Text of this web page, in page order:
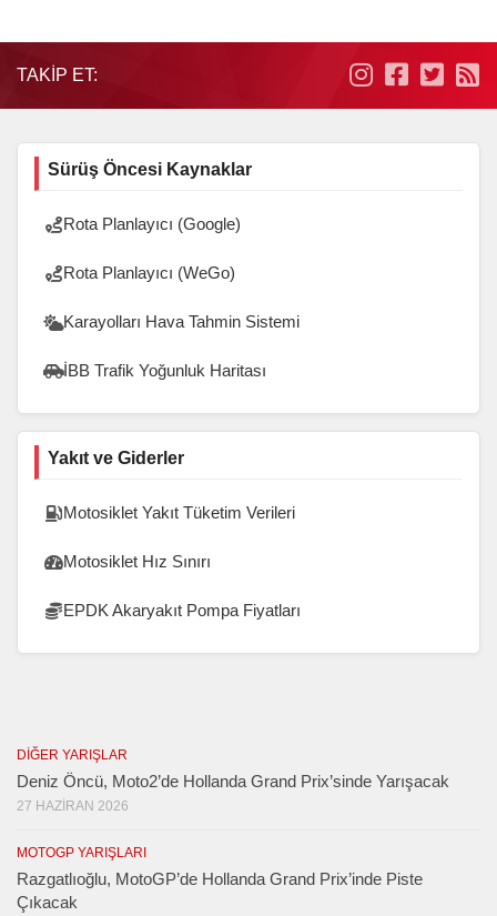
TAKIP ET:
Sürüş Öncesi Kaynaklar
Rota Planlayıcı (Google)
Rota Planlayıcı (WeGo)
Karayolları Hava Tahmin Sistemi
İBB Trafik Yoğunluk Haritası
Yakıt ve Giderler
Motosiklet Yakıt Tüketim Verileri
Motosiklet Hız Sınırı
EPDK Akaryakıt Pompa Fiyatları
DIĞER YARIŞLAR
Deniz Öncü, Moto2’de Hollanda Grand Prix’sinde Yarışacak
27 HAZIRAN 2026
MOTOGP YARIŞLARI
Razgatlıoğlu, MotoGP’de Hollanda Grand Prix’inde Piste
Çıkacak